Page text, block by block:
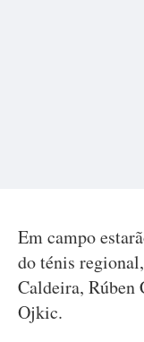
Em campo
do ténis
Caldeira, Rúben
Ojkic.